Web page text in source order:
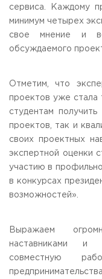
сервиса. Каждому
минимум четырех
свое мнение и
обсуждаемого
Отметим, что
проектов уже стала
студентам
проектов, так и
своих проектных
экспертной оценки
участию в
в конкурсах
возможностей».
Выражаем
наставниками и
совместную